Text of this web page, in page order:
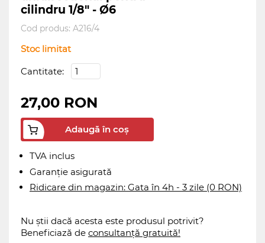
cilindru 1/8" - Ø6
Cod produs: A216/4
Stoc limitat
Cantitate:
27,00 RON
Adaugă în coș
TVA inclus
Garanție asigurată
Ridicare din magazin: Gata în 4h - 3 zile (0 RON)
Nu știi dacă acesta este produsul potrivit?
Beneficiază de consultanță gratuită!